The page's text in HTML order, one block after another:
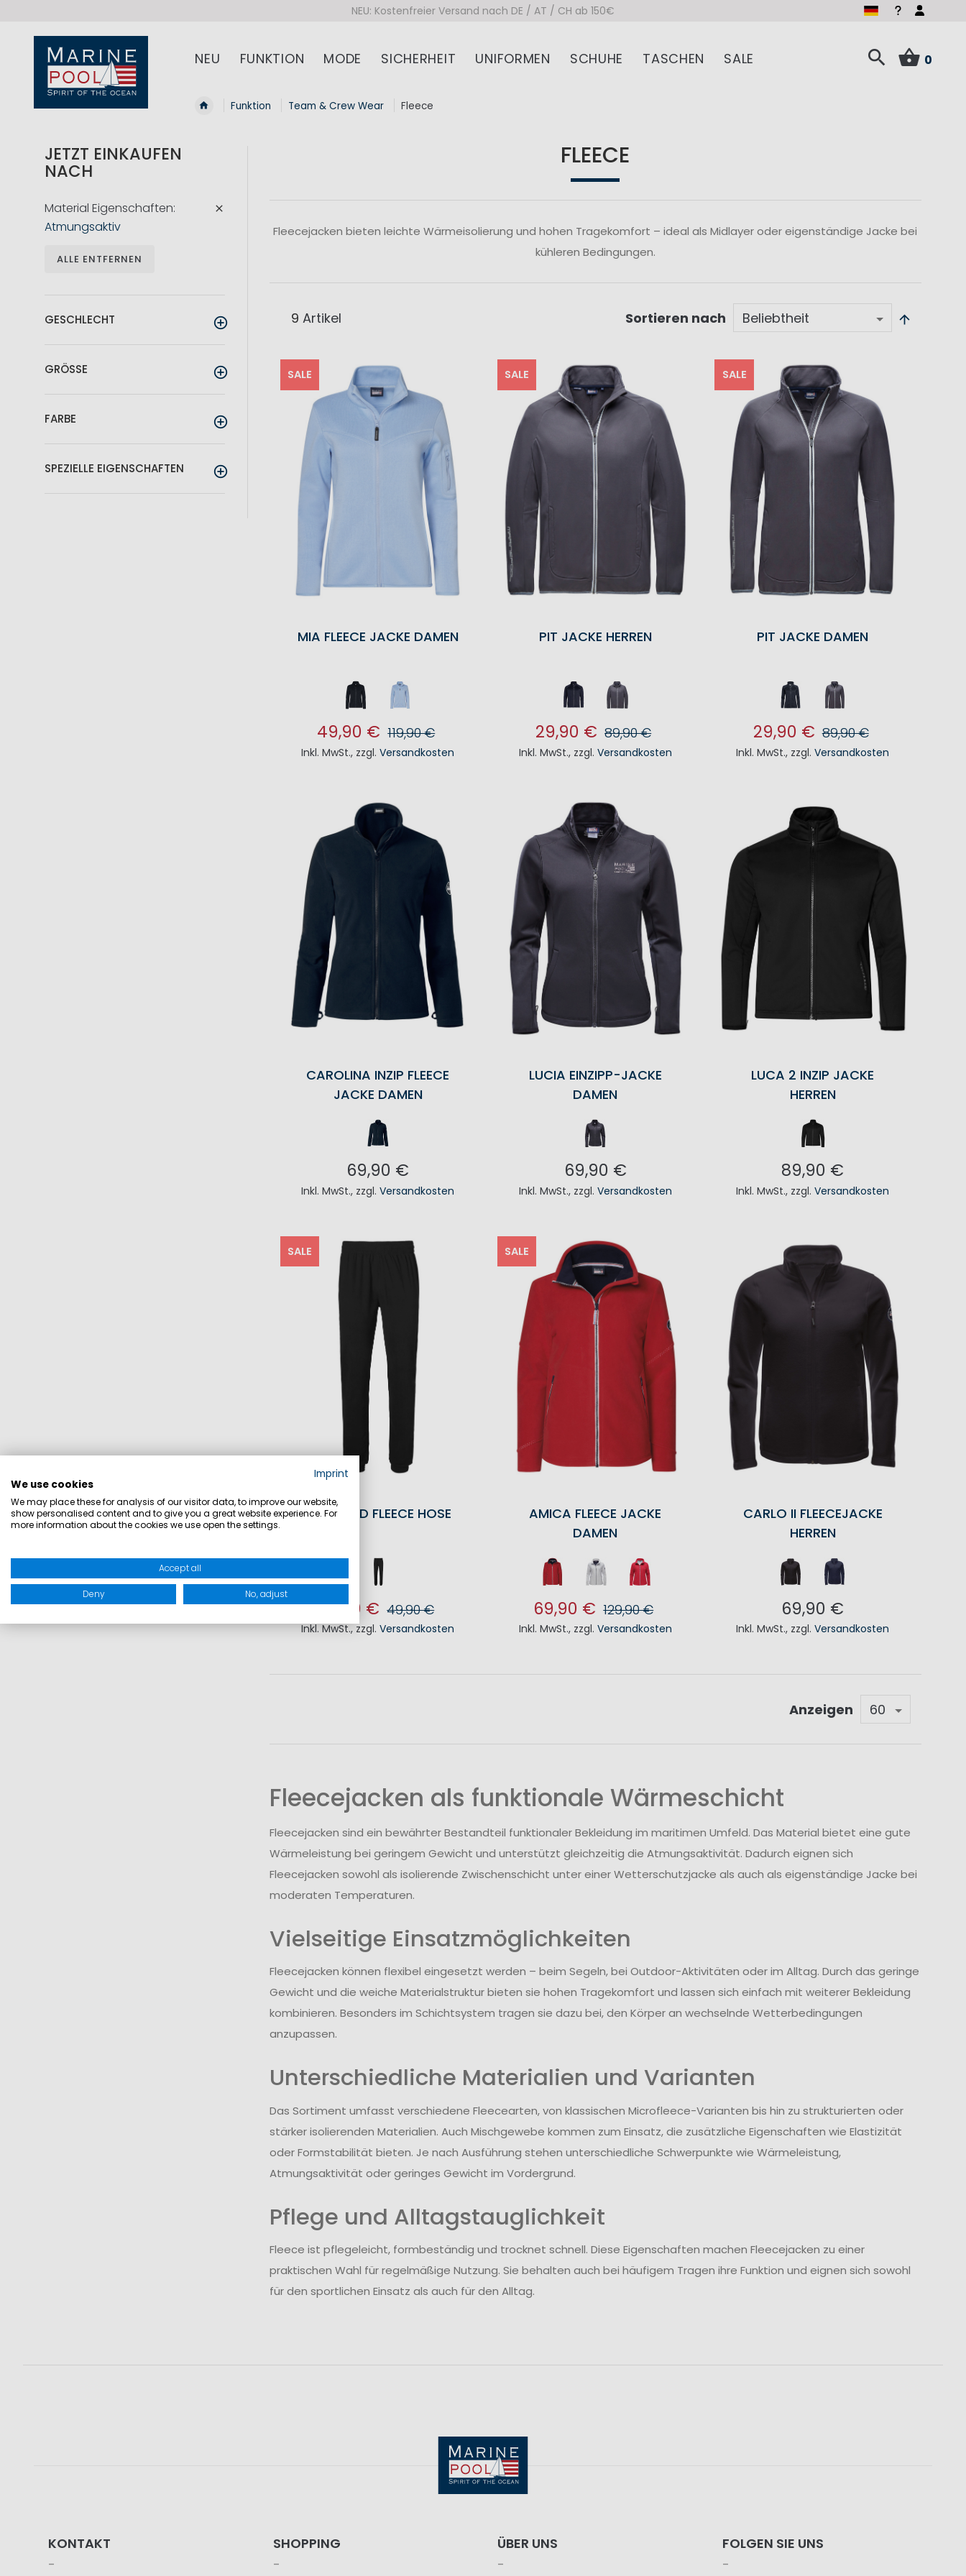
NEU: Kostenfreier Versand nach DE / AT / CH ab 150€
NEU FUNKTION MODE SICHERHEIT UNIFORMEN SCHUHE TASCHEN SALE 0
Funktion Team & Crew Wear Fleece
FLEECE
Fleecejacken bieten leichte Wärmeisolierung und hohen Tragekomfort – ideal als Midlayer oder eigenständige Jacke bei
kühleren Bedingungen.
9 Artikel Sortieren nach
SALE
MIA FLEECE JACKE DAMEN
49,90 € 119,90 €
Inkl. MwSt., zzgl.Versandkosten
SALE
PIT JACKE HERREN
29,90 € 89,90 €
Inkl. MwSt., zzgl. Versandkosten
SALE
PIT JACKE DAMEN
29,90 € 89,90 €
Inkl. MwSt., zzgl.Versandkosten
CAROLINA INZIP FLEECE
JACKE DAMEN
69,90 €
Inkl. MwSt., zzgl.Versandkosten
LUCIA EINZIPP-JACKE
DAMEN
69,90 €
Inkl. MwSt., zzgl. Versandkosten
LUCA 2 INZIP JACKE
HERREN
89,90 €
Inkl. MwSt., zzgl.Versandkosten
SALE
HIGHLAND FLEECE HOSE
24,90 € 49,90 €
Inkl. MwSt., zzgl.Versandkosten
SALE
AMICA FLEECE JACKE
DAMEN
69,90 € 129,90 €
Inkl. MwSt., zzgl. Versandkosten
CARLO II FLEECEJACKE
HERREN
69,90 €
Inkl. MwSt., zzgl.Versandkosten
Anzeigen
Fleecejacken als funktionale Wärmeschicht
Fleecejacken sind ein bewährter Bestandteil funktionaler Bekleidung im maritimen Umfeld. Das Material bietet eine gute
Wärmeleistung bei geringem Gewicht und unterstützt gleichzeitig die Atmungsaktivität. Dadurch eignen sich
Fleecejacken sowohl als isolierende Zwischenschicht unter einer Wetterschutzjacke als auch als eigenständige Jacke bei
moderaten Temperaturen.
Vielseitige Einsatzmöglichkeiten
Fleecejacken können flexibel eingesetzt werden – beim Segeln, bei Outdoor-Aktivitäten oder im Alltag. Durch das geringe
Gewicht und die weiche Materialstruktur bieten sie hohen Tragekomfort und lassen sich einfach mit weiterer Bekleidung
kombinieren. Besonders im Schichtsystem tragen sie dazu bei, den Körper an wechselnde Wetterbedingungen
anzupassen.
Unterschiedliche Materialien und Varianten
Das Sortiment umfasst verschiedene Fleecearten, von klassischen Microfleece-Varianten bis hin zu strukturierten oder
stärker isolierenden Materialien. Auch Mischgewebe kommen zum Einsatz, die zusätzliche Eigenschaften wie Elastizität
oder Formstabilität bieten. Je nach Ausführung stehen unterschiedliche Schwerpunkte wie Wärmeleistung,
Atmungsaktivität oder geringes Gewicht im Vordergrund.
Pflege und Alltagstauglichkeit
Fleece ist pflegeleicht, formbeständig und trocknet schnell. Diese Eigenschaften machen Fleecejacken zu einer
praktischen Wahl für regelmäßige Nutzung. Sie behalten auch bei häufigem Tragen ihre Funktion und eignen sich sowohl
für den sportlichen Einsatz als auch für den Alltag.
JETZT EINKAUFEN
NACH
Material Eigenschaften
Atmungsaktiv
ALLE ENTFERNEN
GESCHLECHT
GRÖSSE
FARBE
SPEZIELLE EIGENSCHAFTEN
KONTAKT SHOPPING ÜBER UNS FOLGEN SIE UNS
Imprint
We use cookies
We may place these for analysis of our visitor data, to improve our website,
show personalised content and to give you a great website experience. For
more information about the cookies we use open the settings.
Accept all
Deny No, adjust